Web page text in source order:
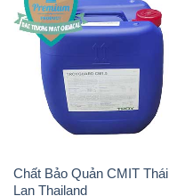
Chất Bảo Quản CMIT Thái
Lan Thailand